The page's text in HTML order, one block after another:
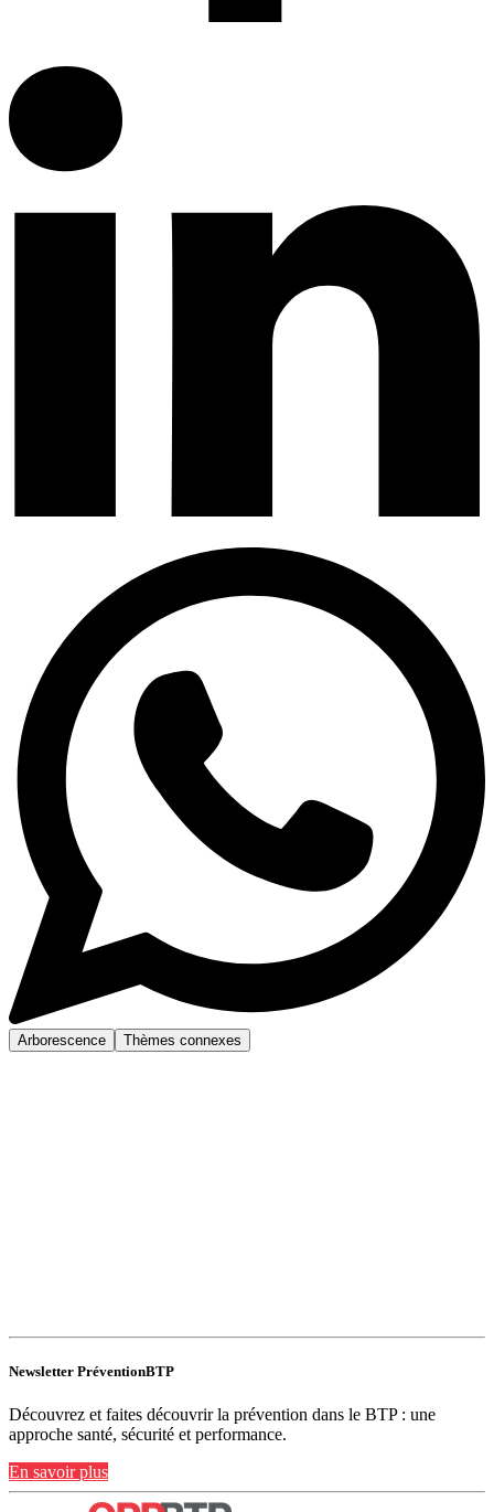
Arborescence Thèmes connexes
Newsletter PréventionBTP
Découvrez et faites découvrir la prévention dans le BTP : une
approche santé, sécurité et performance.
En savoir plus